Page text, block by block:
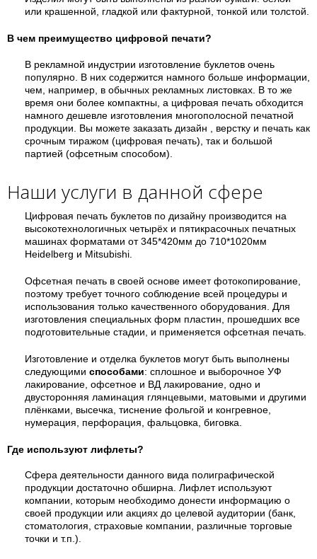
или крашенной, гладкой или фактурной, тонкой или толстой.
В чем преимущество цифровой печати?
В рекламной индустрии изготовление буклетов очень
популярно. В них содержится намного больше информации,
чем, например, в обычных рекламных листовках. В то же
время они более компактны, а цифровая печать обходится
намного дешевле изготовления многополосной печатной
продукции. Вы можете заказать дизайн , верстку и печать как
срочным тиражом (цифровая печать), так и большой
партией (офсетным способом).
Наши услуги в данной сфере
Цифровая печать буклетов по дизайну производится на
высокотехнологичных четырёх и пятикрасочных печатных
машинах форматами от 345*420мм до 710*1020мм
Heidelberg и Mitsubishi.
Офсетная печать в своей основе имеет фотокопирование,
поэтому требует точного соблюдение всей процедуры и
использования только качественного оборудования. Для
изготовления специальных форм пластин, прошедших все
подготовительные стадии, и применяется офсетная печать.
Изготовление и отделка буклетов могут быть выполнены
следующими способами: сплошное и выборочное УФ
лакирование, офсетное и ВД лакирование, одно и
двусторонняя ламинация глянцевыми, матовыми и другими
плёнками, высечка, тиснение фольгой и конгревное,
нумерация, перфорация, фальцовка, биговка.
Где используют лифлеты?
Сфера деятельности данного вида полиграфической
продукции достаточно обширна. Лифлет используют
компании, которым необходимо донести информацию о
своей продукции или акциях до целевой аудитории (банк,
стоматология, страховые компании, различные торговые
точки и т.п.).